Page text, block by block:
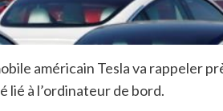
américain Tesla va rappeler
lié à l’ordinateur de bord.